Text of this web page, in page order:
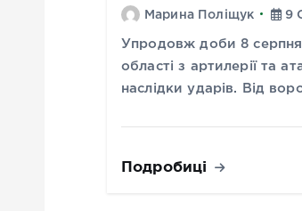
Марина Поліщук 9
Упродовж доби 8
області з артилерії та
наслідки ударів. Від
Подробиці